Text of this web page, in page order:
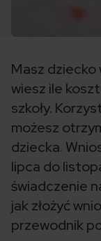
Masz dziecko
wiesz ile
szkoły.
możesz
dziecka.
lipca do
świadczenie
jak złożyć
przewodnik